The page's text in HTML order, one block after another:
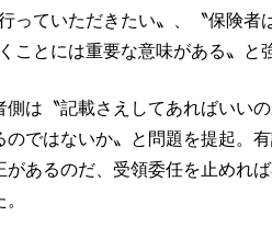
っていただきたい〟、〝保険
ことには重要な意味がある〟と
側は〝記載さえしてあればいい
のではないか〟と問題を提起。
があるのだ、受領委任を止めれ